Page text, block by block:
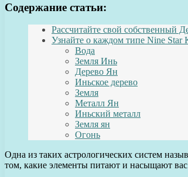
Содержание статьи:
Рассчитайте свой собственный
Узнайте о каждом типе Nine Star
Вода
Земля Инь
Дерево Ян
Иньское дерево
Земля
Металл Ян
Иньский металл
Земля ян
Огонь
Одна из таких астрологических систем
том, какие элементы питают и насыщают